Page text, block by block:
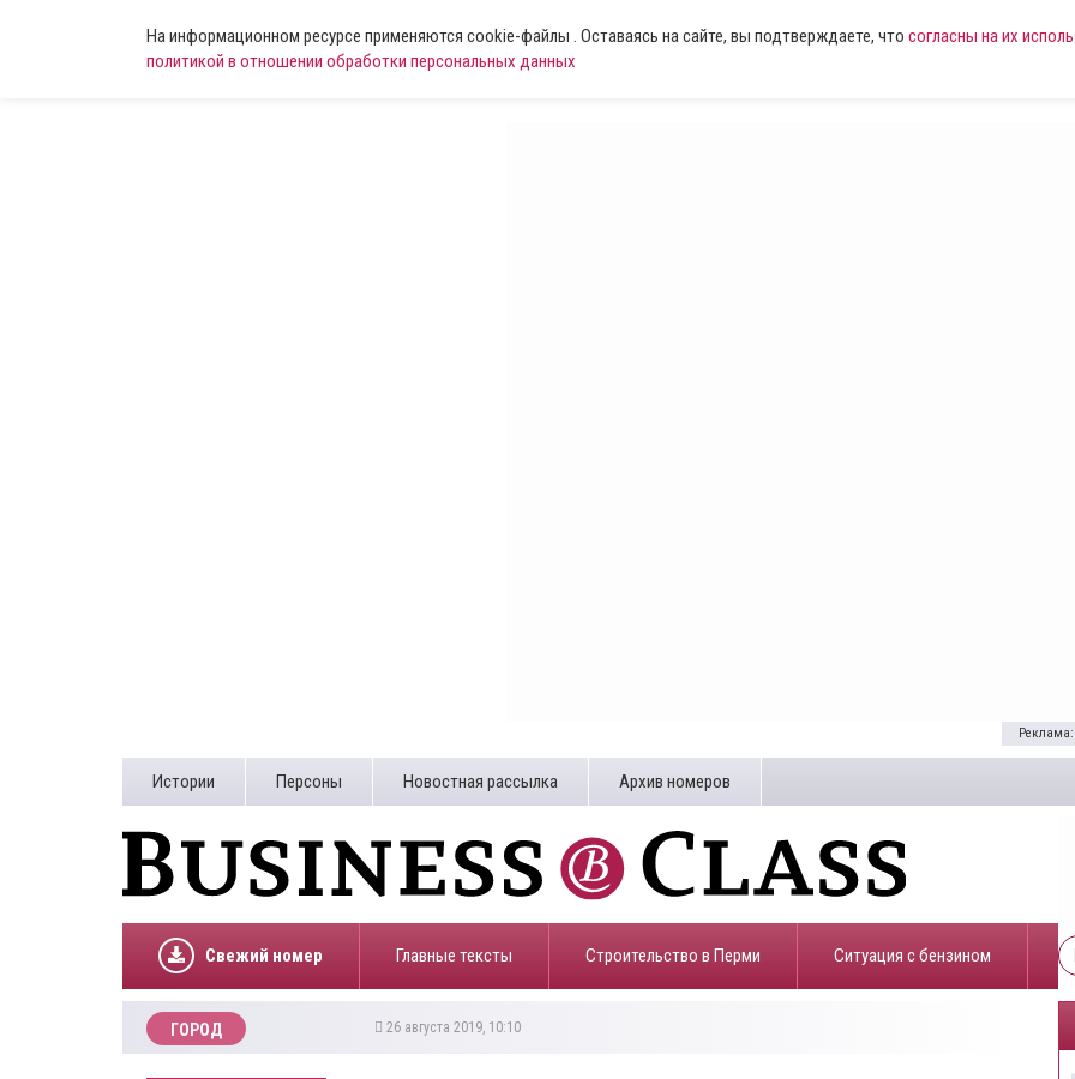
На информационном ресурсе применяются cookie-файлы . Оставаясь на сайте, вы подтверждаете, что согласны на их
политикой в отношении обработки персональных данных
Реклама:
Истории Персоны Новостная рассылка Архив номеров
Свежий номер Главные тексты Строительство в Перми ​Ситуация с бензином
ГОРОД 26 августа 2019, 10:10